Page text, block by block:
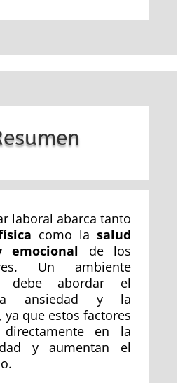
laboral abarca tanto
como lasalud
emocional de los
Un ambiente
debe abordar el
ansiedad y la
ya que estos factores
directamente en la
y aumentan el